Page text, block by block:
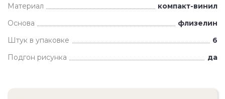
Материал
компакт-винил
Основа
флизелин
Штук в упаковке
6
Подгон рисунка
да